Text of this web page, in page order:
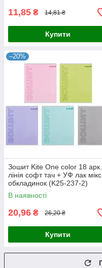
11,85 ₴ 14,81 ₴
Купити
–20%
Зошит Kite One color 18 арк.
лінія софт тач + УФ лак мікс
обкладинок (K25-237-2)
В наявності
20,96 ₴ 26,20 ₴
Купити